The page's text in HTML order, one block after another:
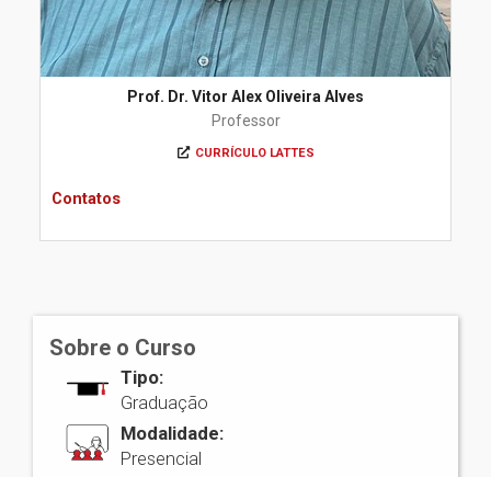
Prof. Dr. Vitor Alex Oliveira Alves
Professor
CURRÍCULO LATTES
Contatos
Sobre o Curso
Tipo:
Graduação
Modalidade:
Presencial